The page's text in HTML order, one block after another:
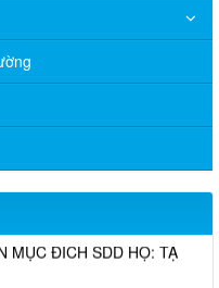
ĐÍCH SDD HỘ:
MỤC ĐÍCH SDD HỘ: VŨ
MỤC ĐÍCH SDD HỘ: TẠ